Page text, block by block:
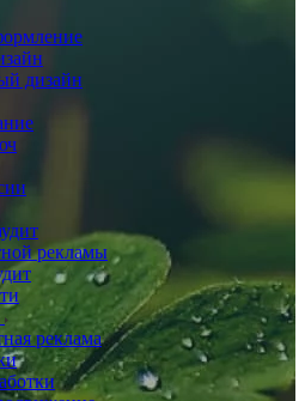
дизайн
рекламы
реклама